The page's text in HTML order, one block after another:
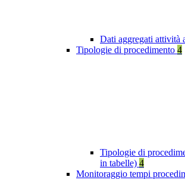
Dati aggregati attività
Tipologie di procedimento 4
Tipologie di
in tabelle) 4
Monitoraggio tempi